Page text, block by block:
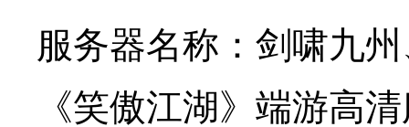
服务器名称：剑啸九
《笑傲江湖》端游高